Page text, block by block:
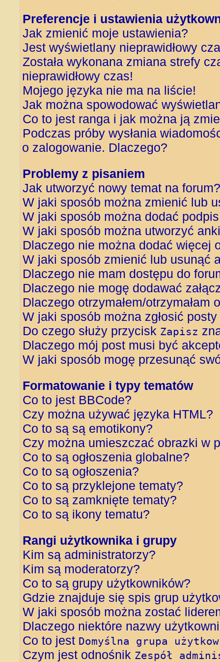
Preferencje i ustawienia
Jak zmienić moje ustawienia?
Jest wyświetlany nieprawidłowy
Została wykonana zmiana strefy
nieprawidłowy czas!
Mojego języka nie ma na liście!
Jak można spowodować
Co to jest ranga i jak można ją
Podczas próby wysłania
o zalogowanie. Dlaczego?
Problemy z pisaniem
Jak utworzyć nowy temat na forum?
W jaki sposób można zmienić lub
W jaki sposób można dodać
W jaki sposób można utworzyć
Dlaczego nie można dodać więcej
W jaki sposób zmienić lub usunąć
Dlaczego nie mam dostępu do
Dlaczego nie mogę dodawać
Dlaczego otrzymałem/otrzymałam
W jaki sposób można zgłosić
Do czego służy przycisk Zapisz
Dlaczego mój post musi być
W jaki sposób mogę przesunąć
Formatowanie i typy tematów
Co to jest BBCode?
Czy można używać języka HTML?
Co to są są emotikony?
Czy można umieszczać obrazki w
Co to są ogłoszenia globalne?
Co to są ogłoszenia?
Co to są przyklejone tematy?
Co to są zamknięte tematy?
Co to są ikony tematu?
Rangi użytkownika i grupy
Kim są administratorzy?
Kim są moderatorzy?
Co to są grupy użytkowników?
Gdzie znajduje się spis grup
W jaki sposób można zostać
Dlaczego niektóre nazwy
Co to jest Domyślna grupa
Czym jest odnośnik Zespół